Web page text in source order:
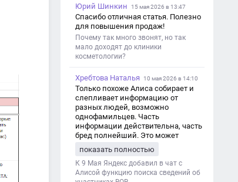
Юрий Шинкин 15 мая 2026 в 13:47
Спасибо отличная статья. Полезно
для повышения продаж!
Почему так много звонят, но так
мало доходят до клиники
косметологии?
Хребтова Наталья 10 мая 2026 в 14:10
Только похоже Алиса собирает и
слепливает информацию от
разных людей, возможно
однофамильцев. Часть
информации действительна, часть
бред полнейший. Это может
дезинформации
показать полностью
К 9 Мая Яндекс добавил в чат с
Алисой функцию поиска сведений об